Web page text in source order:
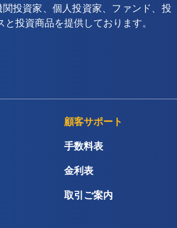
投資家、個人投資家、ファンド、投
投資商品を提供しております。
顧客サポート
手数料表
金利表
取引ご案内